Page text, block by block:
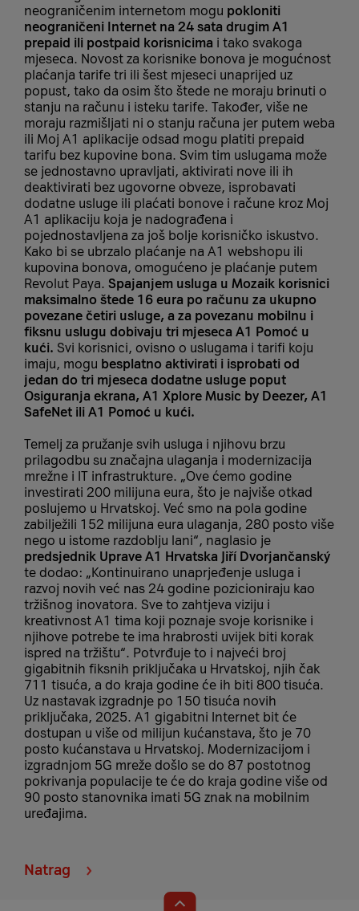
neograničenim internetom mogu pokloniti
neograničeni Internet na 24 sata drugim A1
prepaid ili postpaid korisnicima i tako svakoga
mjeseca. Novost za korisnike bonova je mogućnost
plaćanja tarife tri ili šest mjeseci unaprijed uz
popust, tako da osim što štede ne moraju brinuti o
stanju na računu i isteku tarife. Također, više ne
moraju razmišljati ni o stanju računa jer putem weba
ili Moj A1 aplikacije odsad mogu platiti prepaid
tarifu bez kupovine bona. Svim tim uslugama može
se jednostavno upravljati, aktivirati nove ili ih
deaktivirati bez ugovorne obveze, isprobavati
dodatne usluge ili plaćati bonove i račune kroz Moj
A1 aplikaciju koja je nadograđena i
pojednostavljena za još bolje korisničko iskustvo.
Kako bi se ubrzalo plaćanje na A1 webshopu ili
kupovina bonova, omogućeno je plaćanje putem
Revolut Paya. Spajanjem usluga u Mozaik korisnici
maksimalno štede 16 eura po računu za ukupno
povezane četiri usluge, a za povezanu mobilnu i
fiksnu uslugu dobivaju tri mjeseca A1 Pomoć u
kući. Svi korisnici, ovisno o uslugama i tarifi koju
imaju, mogu besplatno aktivirati i isprobati od
jedan do tri mjeseca dodatne usluge poput
Osiguranja ekrana, A1 Xplore Music by Deezer, A1
SafeNet ili A1 Pomoć u kući.
Temelj za pružanje svih usluga i njihovu brzu
prilagodbu su značajna ulaganja i modernizacija
mrežne i IT infrastrukture. „Ove ćemo godine
investirati 200 milijuna eura, što je najviše otkad
poslujemo u Hrvatskoj. Već smo na pola godine
zabilježili 152 milijuna eura ulaganja, 280 posto više
nego u istome razdoblju lani“, naglasio je
predsjednik Uprave A1 Hrvatska Jiří Dvorjančanský
te dodao: „Kontinuirano unaprjeđenje usluga i
razvoj novih već nas 24 godine pozicioniraju kao
tržišnog inovatora. Sve to zahtjeva viziju i
kreativnost A1 tima koji poznaje svoje korisnike i
njihove potrebe te ima hrabrosti uvijek biti korak
ispred na tržištu“. Potvrđuje to i najveći broj
gigabitnih fiksnih priključaka u Hrvatskoj, njih čak
711 tisuća, a do kraja godine će ih biti 800 tisuća.
Uz nastavak izgradnje po 150 tisuća novih
priključaka, 2025. A1 gigabitni Internet bit će
dostupan u više od milijun kućanstava, što je 70
posto kućanstava u Hrvatskoj. Modernizacijom i
izgradnjom 5G mreže došlo se do 87 postotnog
pokrivanja populacije te će do kraja godine više od
90 posto stanovnika imati 5G znak na mobilnim
uređajima.
Natrag